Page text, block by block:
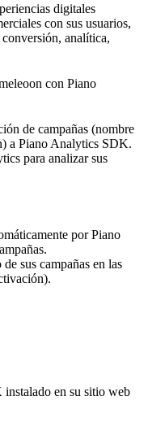
digitales
con sus usuarios,
analítica,
con Piano
de campañas (nombre
a Piano Analytics SDK.
para analizar sus
por Piano
sus campañas en las
en su sitio web